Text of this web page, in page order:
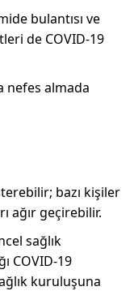
bulantısı ve
de COVID-19
nefes almada
bazı kişiler
ağır geçirebilir.
sağlık
COVID-19
kuruluşuna